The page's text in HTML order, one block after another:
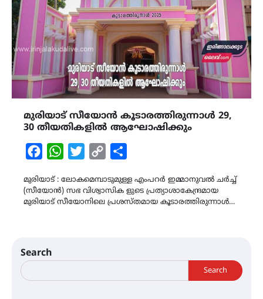
മുരിയാട് സീയോൻ കൂടാരത്തിരുന്നാൾ 29,
30 തീയതികളിൽ ആഘോഷിക്കും
FacebookWhatsAppTwitterCopy
മുരിയാട് : ലോകമെമ്പാടുമുള്ള എംപറർ ഇമ്മാനുവൽ ചർച്ച്
(സീയോൻ) സഭ വിശ്വാസിക ളുടെ പ്രത്യാശാകേന്ദ്രമായ
മുരിയാട് സീയോനിലെ പ്രശസ്‌തമായ കൂടാരത്തിരുന്നാൾ…
Search
Search